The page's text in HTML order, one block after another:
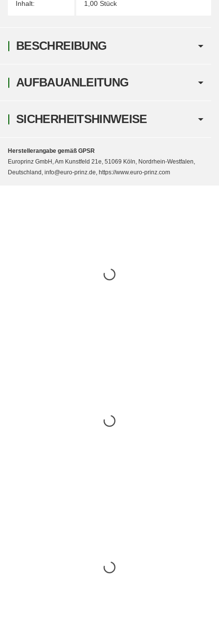
Inhalt: 1,00 Stück
BESCHREIBUNG
AUFBAUANLEITUNG
SICHERHEITSHINWEISE
Herstellerangabe gemäß GPSR
Europrinz GmbH, Am Kunstfeld 21e, 51069 Köln, Nordrhein-Westfalen,
Deutschland, info@euro-prinz.de, https://www.euro-prinz.com